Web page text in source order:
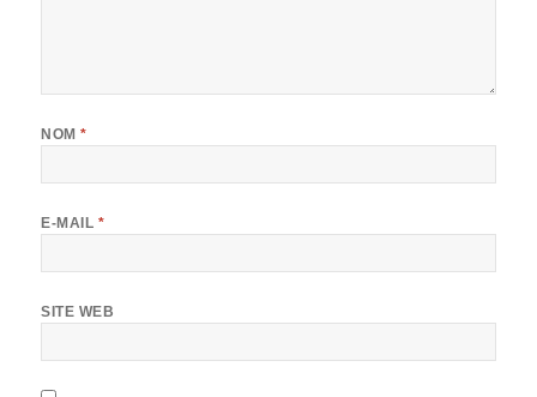
NOM*
E-MAIL *
SITE WEB